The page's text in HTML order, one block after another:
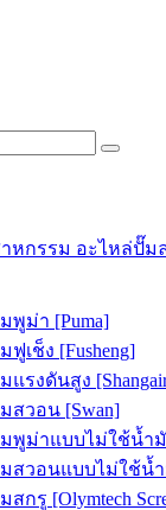
หกรรม อะไหล่ปั๊มล
พูม่า [Puma]
ฟูเช็ง [Fusheng]
แรงดันสูง
สวอน [Swan]
พูม่าแบบไม่ใช้น้ำมั
สวอนแบบไม่ใช้น้ำ
สกรู [Olymtech